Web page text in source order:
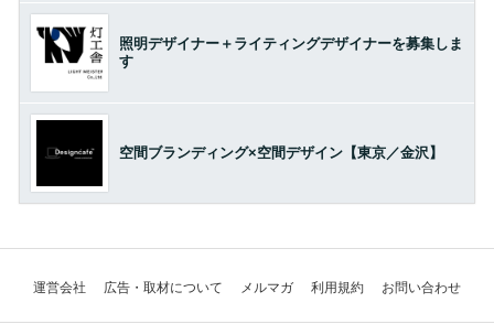
照明デザイナー＋ライティングデザイナーを募集しま
す
空間ブランディング×空間デザイン【東京／金沢】
運営会社 広告・取材について メルマガ 利用規約 お問い合わせ